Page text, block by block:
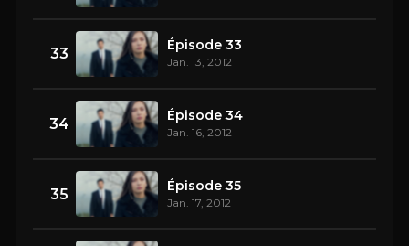
33 Épisode 33
Jan. 13, 2012
34 Épisode 34
Jan. 16, 2012
35 Épisode 35
Jan. 17, 2012